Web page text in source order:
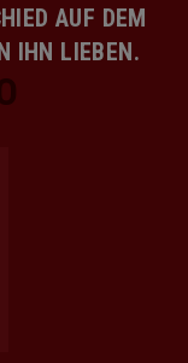
AUF DEM
IHN LIEBEN.